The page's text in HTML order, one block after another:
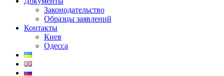
Законодательство
Образцы заявлений
Контакты
Киев
Одесса